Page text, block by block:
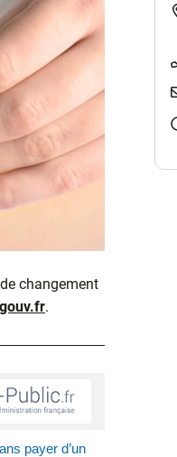
changement
.
payer d’un